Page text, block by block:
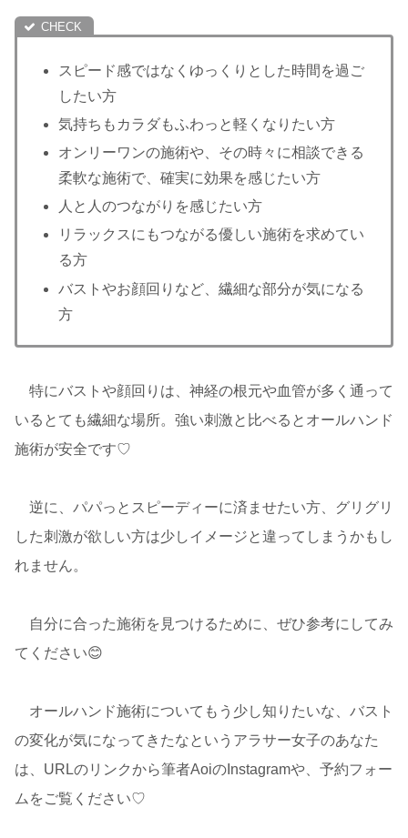
スピード感ではなくゆっくりとした時間を過ご
したい方
気持ちもカラダもふわっと軽くなりたい方
オンリーワンの施術や、その時々に相談できる
柔軟な施術で、確実に効果を感じたい方
人と人のつながりを感じたい方
リラックスにもつながる優しい施術を求めてい
る方
バストやお顔回りなど、繊細な部分が気になる
方
特にバストや顔回りは、神経の根元や血管が多く通って
いるとても繊細な場所。強い刺激と比べるとオールハンド
施術が安全です♡
逆に、パパっとスピーディーに済ませたい方、グリグリ
した刺激が欲しい方は少しイメージと違ってしまうかもし
れません。
自分に合った施術を見つけるために、ぜひ参考にしてみ
てください😊
オールハンド施術についてもう少し知りたいな、バスト
の変化が気になってきたなというアラサー女子のあなた
は、URLのリンクから筆者AoiのInstagramや、予約フォー
ムをご覧ください♡